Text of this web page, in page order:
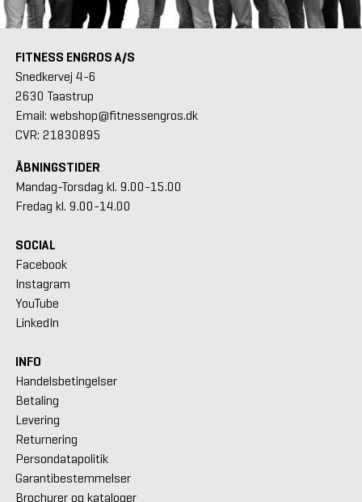
FITNESS ENGROS A/S
Snedkervej 4-6
2630 Taastrup
Email: webshop@fitnessengros.dk
CVR: 21830895
ÅBNINGSTIDER
Mandag-Torsdag kl. 9.00-15.00
Fredag kl. 9.00-14.00
SOCIAL
Facebook
Instagram
YouTube
LinkedIn
INFO
Handelsbetingelser
Betaling
Levering
Returnering
Persondatapolitik
Garantibestemmelser
Brochurer og kataloger